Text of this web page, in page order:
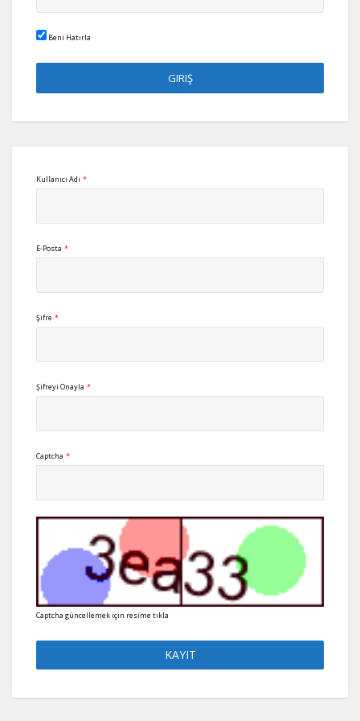
Beni Hatırla
Kullanıcı Adı *
E-Posta *
Şifre *
Şifreyi Onayla *
Captcha *
Captcha güncellemek için resime tıkla